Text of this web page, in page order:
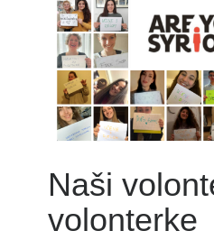
Naši
volonterke